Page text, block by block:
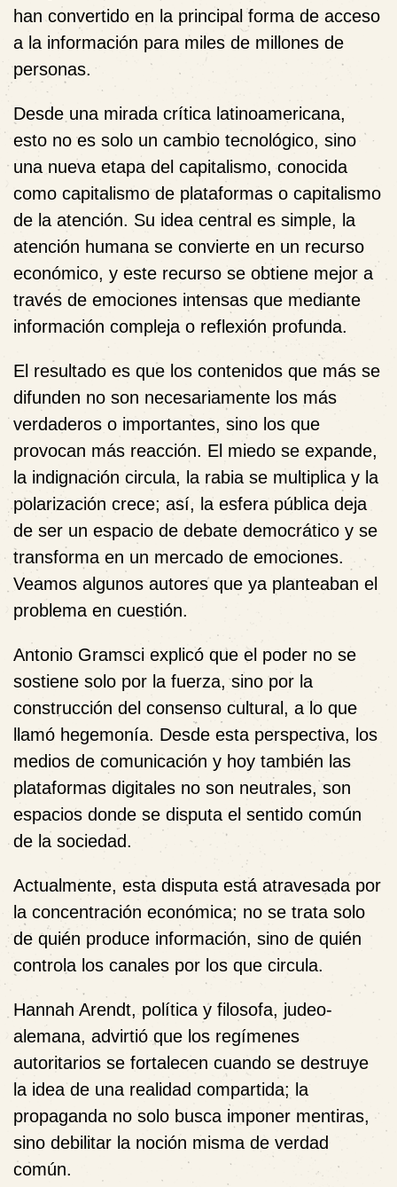
han convertido en la principal forma de acceso
a la información para miles de millones de
personas.
Desde una mirada crítica latinoamericana,
esto no es solo un cambio tecnológico, sino
una nueva etapa del capitalismo, conocida
como capitalismo de plataformas o capitalismo
de la atención. Su idea central es simple, la
atención humana se convierte en un recurso
económico, y este recurso se obtiene mejor a
través de emociones intensas que mediante
información compleja o reflexión profunda.
El resultado es que los contenidos que más se
difunden no son necesariamente los más
verdaderos o importantes, sino los que
provocan más reacción. El miedo se expande,
la indignación circula, la rabia se multiplica y la
polarización crece; así, la esfera pública deja
de ser un espacio de debate democrático y se
transforma en un mercado de emociones.
Veamos algunos autores que ya planteaban el
problema en cuestión.
Antonio Gramsci explicó que el poder no se
sostiene solo por la fuerza, sino por la
construcción del consenso cultural, a lo que
llamó hegemonía. Desde esta perspectiva, los
medios de comunicación y hoy también las
plataformas digitales no son neutrales, son
espacios donde se disputa el sentido común
de la sociedad.
Actualmente, esta disputa está atravesada por
la concentración económica; no se trata solo
de quién produce información, sino de quién
controla los canales por los que circula.
Hannah Arendt, política y filosofa, judeo-
alemana, advirtió que los regímenes
autoritarios se fortalecen cuando se destruye
la idea de una realidad compartida; la
propaganda no solo busca imponer mentiras,
sino debilitar la noción misma de verdad
común.